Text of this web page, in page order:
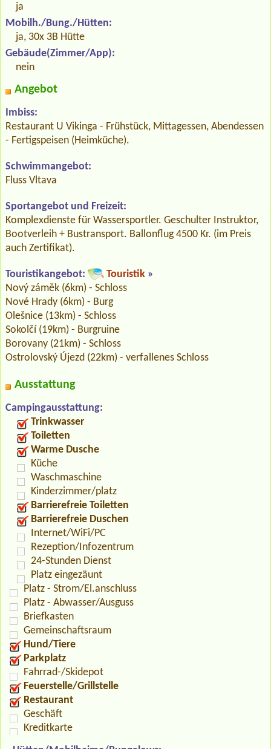
ja
Mobilh./Bung./Hütten:
ja, 30x 3B Hütte
Gebäude(Zimmer/App):
nein
Angebot
Imbiss:
Restaurant U Vikinga - Frühstück, Mittagessen, Abendessen
- Fertigspeisen (Heimküche).
Schwimmangebot:
Fluss Vltava
Sportangebot und Freizeit:
Komplexdienste für Wassersportler. Geschulter Instruktor,
Bootverleih + Bustransport. Ballonflug 4500 Kr. (im Preis
auch Zertifikat).
Touristikangebot: Touristik »
Nový záměk (6km) - Schloss
Nové Hrady (6km) - Burg
Olešnice (13km) - Schloss
Sokolčí (19km) - Burgruine
Borovany (21km) - Schloss
Ostrolovský Újezd (22km) - verfallenes Schloss
Ausstattung
Campingausstattung:
Trinkwasser
Toiletten
Warme Dusche
Küche
Waschmaschine
Kinderzimmer/platz
Barrierefreie Toiletten
Barrierefreie Duschen
Internet/WiFi/PC
Rezeption/Infozentrum
24-Stunden Dienst
Platz eingezäunt
Platz - Strom/El.anschluss
Platz - Abwasser/Ausguss
Briefkasten
Gemeinschaftsraum
Hund/Tiere
Parkplatz
Fahrrad-/Skidepot
Feuerstelle/Grillstelle
Restaurant
Geschäft
Kreditkarte